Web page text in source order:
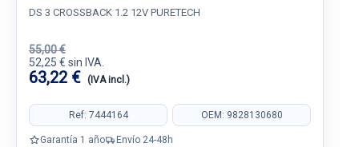
DS 3 CROSSBACK 1.2 12V PURETECH
55,00 €
52,25 € sin IVA.
63,22 € (IVA incl.)
Ref: 7444164 OEM: 9828130680
Garantía 1 año Envío 24-48h